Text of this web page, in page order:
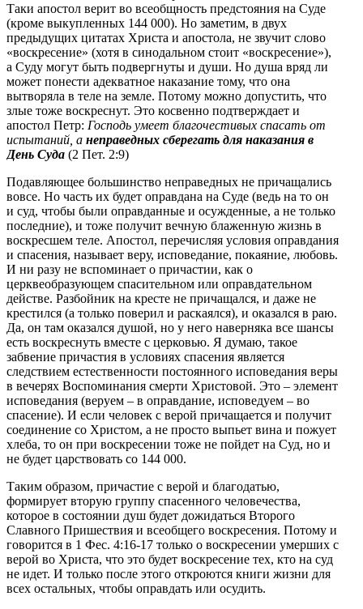
Таки апостол верит во всеобщность предстояния на Суде
(кроме выкупленных 144 000). Но заметим, в двух
предыдущих цитатах Христа и апостола, не звучит слово
«воскресение» (хотя в синодальном стоит «воскресение»),
а Суду могут быть подвергнуты и души. Но душа вряд ли
может понести адекватное наказание тому, что она
вытворяла в теле на земле. Потому можно допустить, что
злые тоже воскреснут. Это косвенно подтверждает и
апостол Петр: Господь умеет благочестивых спасать от
испытаний, а неправедных сберегать для наказания в
День Суда (2 Пет. 2:9)
Подавляющее большинство неправедных не причащались
вовсе. Но часть их будет оправдана на Суде (ведь на то он
и суд, чтобы были оправданные и осужденные, а не только
последние), и тоже получит вечную блаженную жизнь в
воскресшем теле. Апостол, перечисляя условия оправдания
и спасения, называет веру, исповедание, покаяние, любовь.
И ни разу не вспоминает о причастии, как о
церквеобразующем спасительном или оправдательном
действе. Разбойник на кресте не причащался, и даже не
крестился (а только поверил и раскаялся), и оказался в раю.
Да, он там оказался душой, но у него наверняка все шансы
есть воскреснуть вместе с церковью. Я думаю, такое
забвение причастия в условиях спасения является
следствием естественности постоянного исповедания веры
в вечерях Воспоминания смерти Христовой. Это – элемент
исповедания (веруем – в оправдание, исповедуем – во
спасение). И если человек с верой причащается и получит
соединение со Христом, а не просто выпьет вина и пожует
хлеба, то он при воскресении тоже не пойдет на Суд, но и
не будет царствовать со 144 000.
Таким образом, причастие с верой и благодатью,
формирует вторую группу спасенного человечества,
которое в состоянии душ будет дожидаться Второго
Славного Пришествия и всеобщего воскресения. Потому и
говорится в 1 Фес. 4:16-17 только о воскресении умерших с
верой во Христа, что это будет воскресение тех, кто на суд
не идет. И только после этого откроются книги жизни для
всех остальных, чтобы оправдать или осудить.